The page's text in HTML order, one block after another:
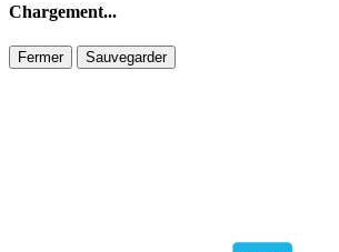
Chargement...
Fermer Sauvegarder